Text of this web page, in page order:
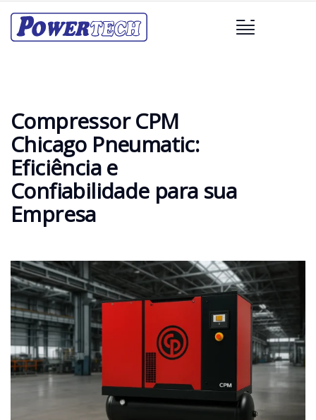
Compressor CPM
Chicago Pneumatic:
Eficiência e
Confiabilidade para sua
Empresa